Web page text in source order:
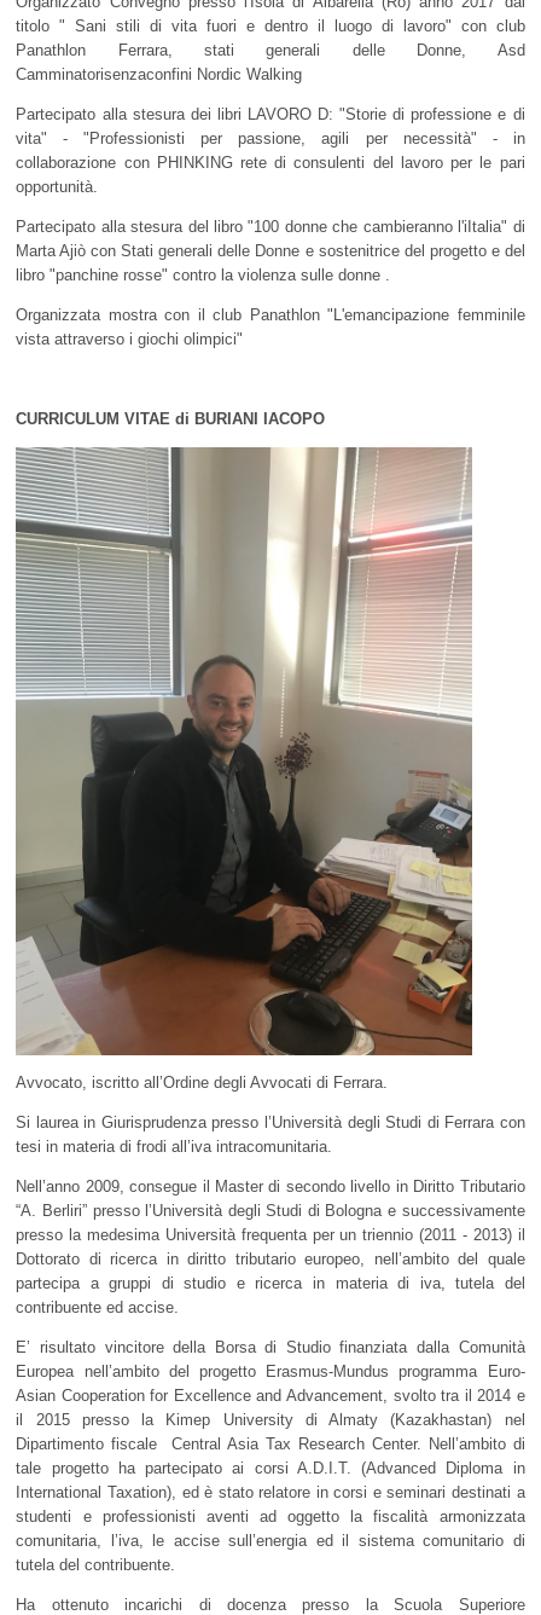
titolo " Sani stili di vita fuori e dentro il luogo di lavoro" con club
Panathlon Ferrara, stati generali delle Donne, Asd
Camminatorisenzaconfini Nordic Walking
Partecipato alla stesura dei libri LAVORO D: "Storie di professione e di
vita" - "Professionisti per passione, agili per necessità" - in
collaborazione con PHINKING rete di consulenti del lavoro per le pari
opportunità.
Partecipato alla stesura del libro "100 donne che cambieranno l'iItalia" di
Marta Ajiò con Stati generali delle Donne e sostenitrice del progetto e del
libro "panchine rosse" contro la violenza sulle donne .
Organizzata mostra con il club Panathlon "L'emancipazione femminile
vista attraverso i giochi olimpici"
CURRICULUM VITAE di BURIANI IACOPO
Avvocato, iscritto all’Ordine degli Avvocati di Ferrara.
Si laurea in Giurisprudenza presso l’Università degli Studi di Ferrara con
tesi in materia di frodi all’iva intracomunitaria.
Nell’anno 2009, consegue il Master di secondo livello in Diritto Tributario
“A. Berliri” presso l’Università degli Studi di Bologna e successivamente
presso la medesima Università frequenta per un triennio (2011 - 2013) il
Dottorato di ricerca in diritto tributario europeo, nell’ambito del quale
partecipa a gruppi di studio e ricerca in materia di iva, tutela del
contribuente ed accise.
E’ risultato vincitore della Borsa di Studio finanziata dalla Comunità
Europea nell’ambito del progetto Erasmus-Mundus programma Euro-
Asian Cooperation for Excellence and Advancement, svolto tra il 2014 e
il 2015 presso la Kimep University di Almaty (Kazakhastan) nel
Dipartimento fiscale Central Asia Tax Research Center. Nell’ambito di
tale progetto ha partecipato ai corsi A.D.I.T. (Advanced Diploma in
International Taxation), ed è stato relatore in corsi e seminari destinati a
studenti e professionisti aventi ad oggetto la fiscalità armonizzata
comunitaria, l’iva, le accise sull’energia ed il sistema comunitario di
tutela del contribuente.
Ha ottenuto incarichi di docenza presso la Scuola Superiore